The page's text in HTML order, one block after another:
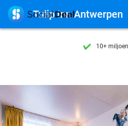
7 dagen per
10+
7 dagen per
10+
 Tulip Inn Antwerpen